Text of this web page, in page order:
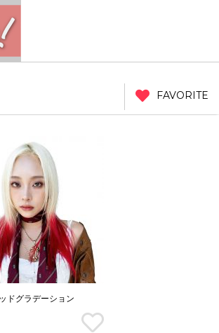
FAVORITE
ドグラデーション